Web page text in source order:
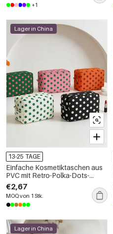
+1
Lager in China
13-25 TAGE
Einfache Kosmetiktaschen aus
PVC mit Retro-Polka-Dots-
Design
€2,67
MOQ von 1 Stk.
Lager in China